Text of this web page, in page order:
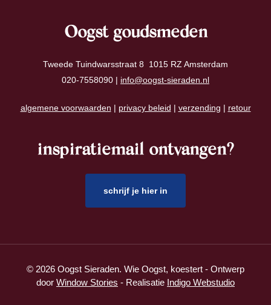
Oogst goudsmeden
Tweede Tuindwarsstraat 8 1015 RZ Amsterdam
020-7558090 | info@oogst-sieraden.nl
algemene voorwaarden | privacy beleid | verzending | retour
inspiratiemail ontvangen?
schrijf je hier in
© 2026 Oogst Sieraden. Wie Oogst, koestert - Ontwerp
door Window Stories - Realisatie Indigo Webstudio